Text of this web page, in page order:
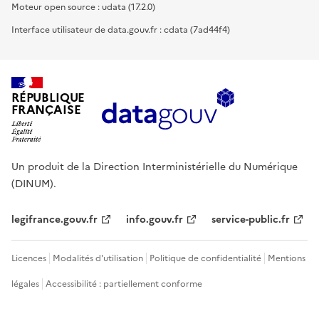
Moteur open source : udata (17.2.0)
Interface utilisateur de data.gouv.fr : cdata (7ad44f4)
RÉPUBLIQUE
FRANÇAISE
Un produit de la Direction Interministérielle du Numérique
(DINUM).
legifrance.gouv.fr info.gouv.fr service-public.fr
Licences Modalités d'utilisation Politique de confidentialité Mentions
légales Accessibilité : partiellement conforme